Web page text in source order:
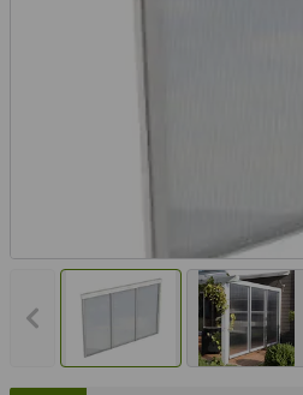
Vorheriges Bild anzeigen